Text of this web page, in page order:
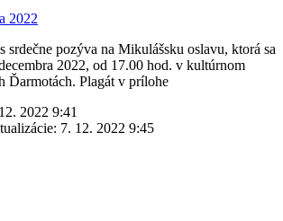
srdečne pozýva na Mikulášsku oslavu, ktorá sa
2022, od 17.00 hod. v kultúrnom
Ďarmotách. Plagát v prílohe
2022 9:41
7. 12. 2022 9:45